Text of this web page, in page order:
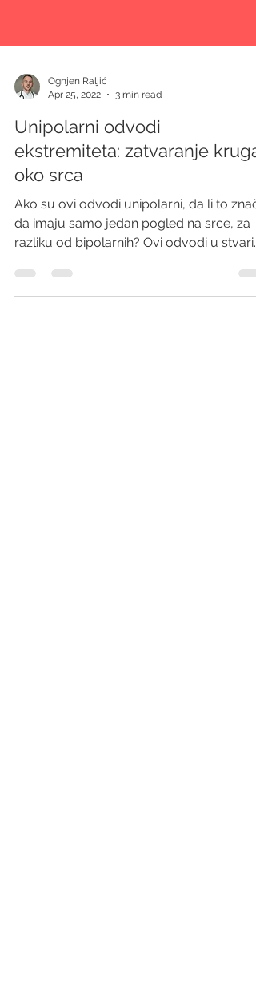
Apr 25, 2022
3 min read
Unipolarni odvodi
ekstremiteta: zatvaranje kruga
oko srca
Ako su ovi odvodi unipolarni, da li to znači
da imaju samo jedan pogled na srce, za
razliku od bipolarnih? Ovi odvodi u stvari